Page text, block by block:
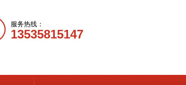
服务热线：
13535815147